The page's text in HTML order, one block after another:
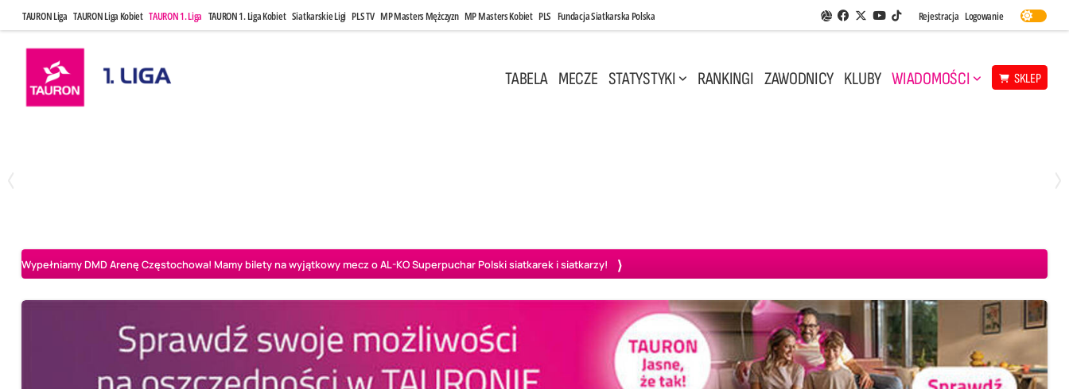
TAURON Liga TAURON Liga Kobiet TAURON 1. Liga TAURON 1. Liga Kobiet Siatkarskie Ligi PLS TV MP Masters Mężczyzn MP Masters Kobiet PLS Fundacja Siatkarska Polska Aplikacja Siatkarskie Ligi
Facebook
Twitter
Youtube
TikTok
Rejestracja Logowanie
TABELA MECZE STATYSTYKI RANKINGI ZAWODNICY KLUBY WIADOMOŚCI SKLEP
Wypełniamy DMD Arenę Częstochowa! Mamy bilety na wyjątkowy mecz o AL-KO Superpuchar Polski siatkarek i siatkarzy!